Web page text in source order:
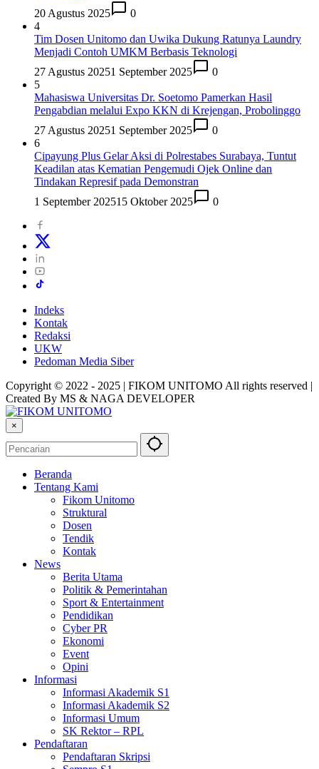
20 Agustus 2025
0
4
Tim Dosen Unitomo dan Uwika Dukung Ratunya Laundry
Menjadi Contoh UMKM Berbasis Teknologi
27 Agustus 20251 September 2025
0
5
Mahasiswa Universitas Dr. Soetomo Pamerkan Hasil
Pengabdian melalui Expo KKN di Krejengan, Probolinggo
27 Agustus 20251 September 2025
0
6
Cipayung Plus Gelar Aksi di Polrestabes Surabaya, Tuntut
Keadilan atas Kematian Pengemudi Ojek Online dan
Tindakan Represif pada Demonstran
1 September 202515 Oktober 2025 0
Indeks
Kontak
Redaksi
UKW
Pedoman Media Siber
Copyright © 2022 - 2025 | FIKOM UNITOMO All rights reserved |
Created By MS & NAGA DEVELOPER
×
Beranda
Tentang Kami
Fikom Unitomo
Struktural
Dosen
Tendik
Kontak
News
Berita Utama
Politik & Pemerintahan
Sport & Entertainment
Pendidikan
Cyber PR
Ekonomi
Event
Opini
Informasi
Informasi Akademik S1
Informasi Akademik S2
Informasi Umum
SK Rektor – RPL
Pendaftaran
Pendaftaran Skripsi